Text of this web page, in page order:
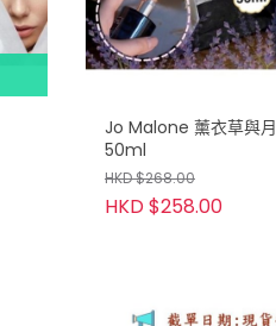
Jo Malone 薰衣草與
50ml
HKD $268.00
HKD $258.00